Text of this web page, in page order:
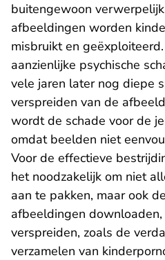
buitengewoon
afbeeldingen worden
misbruikt en
aanzienlijke psychische
vele jaren later nog diepe
verspreiden van de
wordt de schade voor de
omdat beelden niet
Voor de effectieve
het noodzakelijk om niet
aan te pakken, maar ook
afbeeldingen
verspreiden, zoals de
verzamelen van